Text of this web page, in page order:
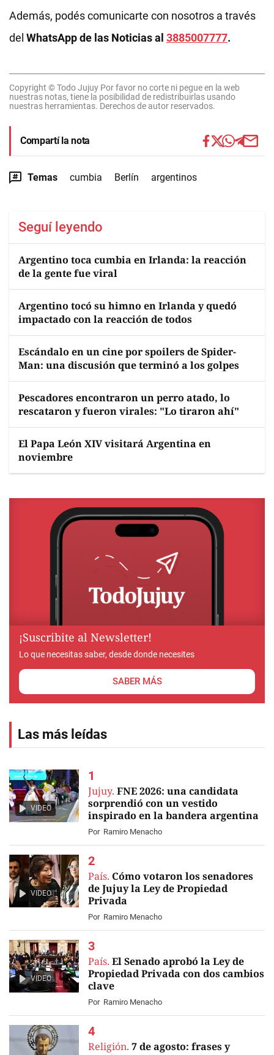
Además, podés comunicarte con nosotros a través
del WhatsApp de las Noticias al 3885007777.
Copyright © Todo Jujuy Por favor no corte ni pegue en la web
nuestras notas, tiene la posibilidad de redistribuirlas usando
nuestras herramientas. Derechos de autor reservados.
Compartí la nota
Temas cumbia Berlín argentinos
Seguí leyendo
Argentino toca cumbia en Irlanda: la reacción
de la gente fue viral
Argentino tocó su himno en Irlanda y quedó
impactado con la reacción de todos
Escándalo en un cine por spoilers de Spider-
Man: una discusión que terminó a los golpes
Pescadores encontraron un perro atado, lo
rescataron y fueron virales: "Lo tiraron ahí"
El Papa León XIV visitará Argentina en
noviembre
¡Suscribite al Newsletter!
Lo que necesitas saber, desde donde necesites
SABER MÁS
Las más leídas
VIDEO
Jujuy. FNE 2026: una candidata
sorprendió con un vestido
inspirado en la bandera argentina
Por Ramiro Menacho
VIDEO
País. Cómo votaron los senadores
de Jujuy la Ley de Propiedad
Privada
Por Ramiro Menacho
VIDEO
País. El Senado aprobó la Ley de
Propiedad Privada con dos cambios
clave
Por Ramiro Menacho
Religión. 7 de agosto: frases y